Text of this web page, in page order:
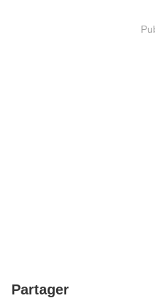
Partager